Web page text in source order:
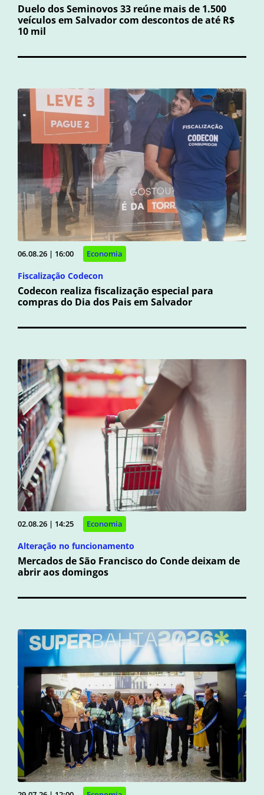
Duelo dos Seminovos 33 reúne mais de 1.500
veículos em Salvador com descontos de até R$
10 mil
06.08.26 | 16:00 Economia
Fiscalização Codecon
Codecon realiza fiscalização especial para
compras do Dia dos Pais em Salvador
02.08.26 | 14:25 Economia
Alteração no funcionamento
Mercados de São Francisco do Conde deixam de
abrir aos domingos